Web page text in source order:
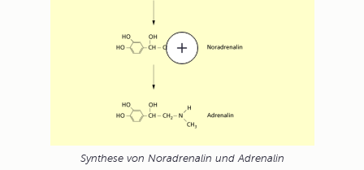
Synthese von Noradrenalin und Adrenalin